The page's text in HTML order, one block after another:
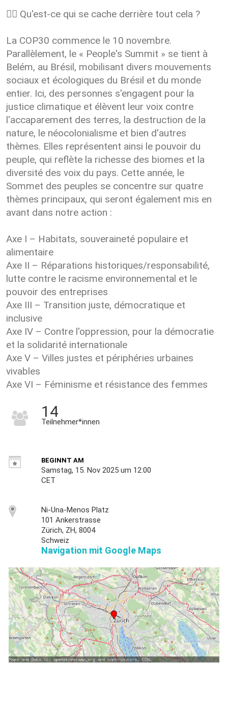
❤️‍🔥 Qu'est-ce qui se cache derrière tout cela ?
La COP30 commence le 10 novembre.
Parallèlement, le « People's Summit » se tient à
Belém, au Brésil, mobilisant divers mouvements
sociaux et écologiques du Brésil et du monde
entier. Ici, des personnes s'engagent pour la
justice climatique et élèvent leur voix contre
l'accaparement des terres, la destruction de la
nature, le néocolonialisme et bien d'autres
thèmes. Elles représentent ainsi le pouvoir du
peuple, qui reflète la richesse des biomes et la
diversité des voix du pays. Cette année, le
Sommet des peuples se concentre sur quatre
thèmes principaux, qui seront également mis en
avant dans notre action :
Axe I – Habitats, souveraineté populaire et
alimentaire
Axe II – Réparations historiques/responsabilité,
lutte contre le racisme environnemental et le
pouvoir des entreprises
Axe III – Transition juste, démocratique et
inclusive
Axe IV – Contre l'oppression, pour la démocratie
et la solidarité internationale
Axe V – Villes justes et périphéries urbaines
vivables
Axe VI – Féminisme et résistance des femmes
14
Teilnehmer*innen
BEGINNT AM
Samstag, 15. Nov 2025 um 12:00
CET
Ni-Una-Menos Platz
101 Ankerstrasse
Zürich, ZH, 8004
Schweiz
Navigation mit Google Maps